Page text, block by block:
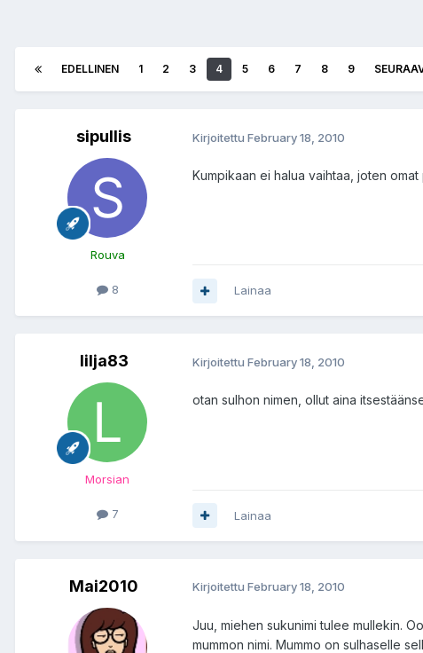
EDELLINEN 1 2 3 4 5 6 7 8 9
sipullis
Rouva
8
Kirjoitettu February 18, 2010
Kumpikaan ei halua vaihtaa, joten omat
Lainaa
lilja83
Morsian
7
Kirjoitettu February 18, 2010
otan sulhon nimen, ollut aina
Lainaa
Mai2010 Kirjoitettu February 18, 2010
Juu, miehen sukunimi tulee mullekin.
mummon nimi. Mummo on sulhaselle